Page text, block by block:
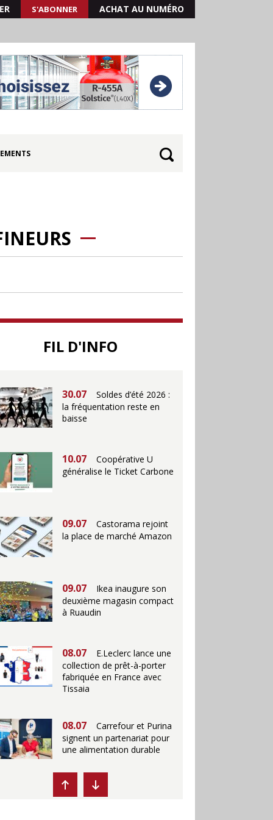
S'ABONNER ACHAT AU NUMÉRO
FIL D'INFO
30.06
Canicule : les
soutenir le commerce
magasin à La Défense
30.07
Soldes d’été 2026 :
la fréquentation reste en
baisse
10.07
Coopérative U
généralise le Ticket Carbone
09.07
Castorama rejoint
la place de marché Amazon
09.07
Ikea inaugure son
deuxième magasin compact
à Ruaudin
08.07
E.Leclerc lance une
collection de prêt-à-porter
fabriquée en France avec
Tissaia
08.07
Carrefour et Purina
signent un partenariat pour
une alimentation durable
07.07
Ikea propose des